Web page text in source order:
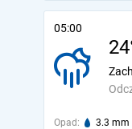
05:00
Opad: 3.3 mm